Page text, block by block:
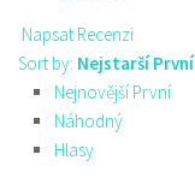
Napsat Recenzi
Sort by: Nejstarší První
Nejnovější První
Náhodný
Hlasy